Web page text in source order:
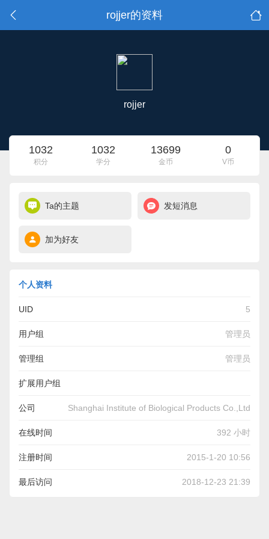
rojjer的资料
rojjer
1032
积分
1032
学分
13699
金币
0
V币
Ta的主题 发短消息
加为好友
个人资料
UID 5
用户组 管理员
管理组 管理员
扩展用户组
管理员,超级版主,版主,实习版主,杂志编委,论坛区长,审核员,荣
誉会员
公司 Shanghai Institute of Biological Products Co.,Ltd
在线时间 392 小时
注册时间 2015-1-20 10:56
最后访问 2018-12-23 21:39